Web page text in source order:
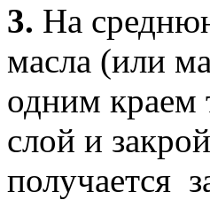
3. На
масла (или
одним краем
слой и
получается